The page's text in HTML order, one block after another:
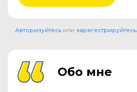
Авторизуйтесь или зарегестрируйтесь
Обо мне